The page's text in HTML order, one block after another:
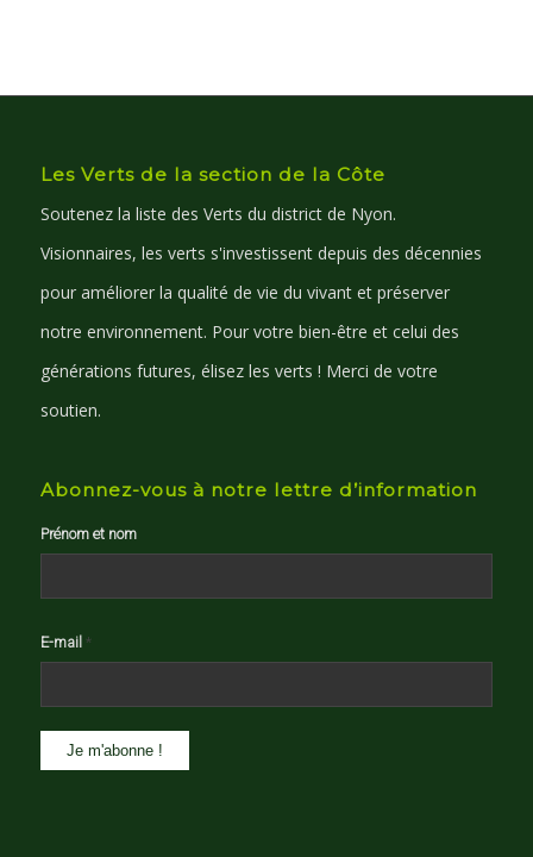
Les Verts de la section de la Côte
Soutenez la liste des Verts du district de Nyon.
Visionnaires, les verts s'investissent depuis des décennies
pour améliorer la qualité de vie du vivant et préserver
notre environnement. Pour votre bien-être et celui des
générations futures, élisez les verts ! Merci de votre
soutien.
Abonnez-vous à notre lettre d’information
Prénom et nom
E-mail *